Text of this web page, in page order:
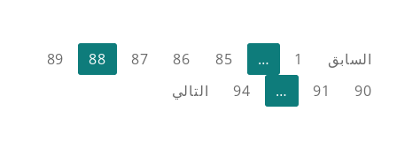
تعدد
صفحات
السابق 1
…
85
86
87
88
89
90
91
…
94 التالي